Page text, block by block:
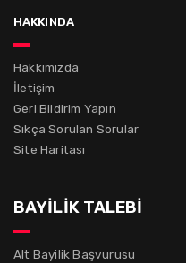
hakkında
Hakkımızda
İletişim
Geri Bildirim Yapın
Sıkça Sorulan Sorular
Site Haritası
BAYİLİK TALEBİ
Alt Bayilik Başvurusu